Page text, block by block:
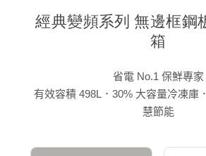
經典變頻系列 無邊框鋼
箱
省電 No.1 保鮮專家
有效容積 498L．30% 大容量冷凍庫
慧節能